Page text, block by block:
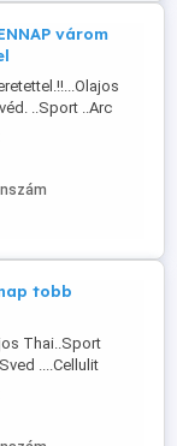
várom
..Sport ..Arc
(((
))) Reggel 7
tobb
Thai..Sport
....Cellulit
hivhato
nem